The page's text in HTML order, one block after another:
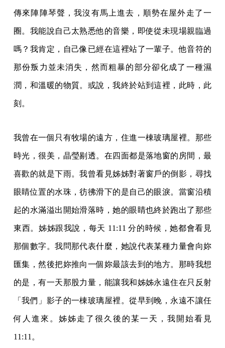
傳來陣陣琴聲，我沒有馬上進去，順勢在屋外走了一
圈。我能說自己太熟悉他的音樂，即使從未現場親臨過
嗎？我肯定，自己像已經在這裡站了一輩子。他音符的
那份叛力並未消失，然而粗暴的部分卻化成了一種濕
潤，和溫暖的物質。或說，我終於站到這裡，此時，此
刻。
我曾在一個只有牧場的遠方，住進一棟玻璃屋裡。那些
時光，很美，晶瑩剔透。在四面都是落地窗的房間，最
喜歡的就是下雨。我曾看見姊姊對著窗戶的倒影，尋找
眼睛位置的水珠，彷彿滑下的是自己的眼淚。當窗沿積
起的水滿溢出開始滑落時，她的眼睛也終於跑出了那些
東西。姊姊跟我說，每天 11:11 分的時候，她都會看見
那個數字。我問那代表什麼，她說代表某種力量會向妳
匯集，然後把妳推向一個妳最該去到的地方。那時我想
的是，有一天那股力量，能讓我和姊姊永遠住在只反射
「我們」影子的一棟玻璃屋裡。從早到晚，永遠不讓任
何人進來。姊姊走了很久後的某一天，我開始看見
11:11。